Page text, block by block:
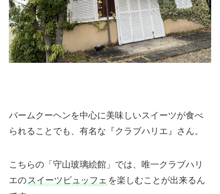
バームクーヘンを中心に美味しいスイーツが食べ
られることでも、有名な『クラブハリエ』さん。
こちらの「守山玻璃絵館」では、唯一クラブハリ
エの スイーツビュッフェ を楽しむことが出来るん